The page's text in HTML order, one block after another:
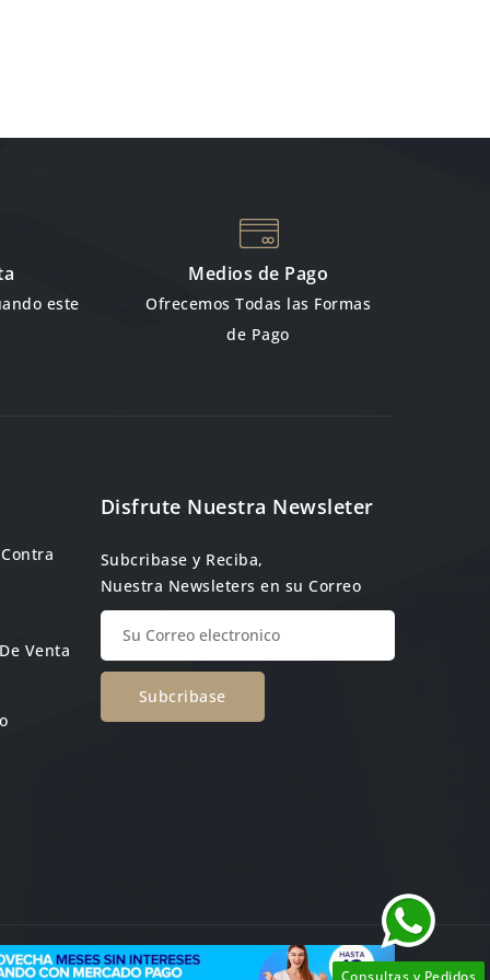
este
Medios de Pago
Ofrecemos Todas las Formas
de Pago
Venta
Disfrute Nuestra Newsleter
Subcribase y Reciba,
Nuestra Newsleters en su Correo
Consultas y Pedidos